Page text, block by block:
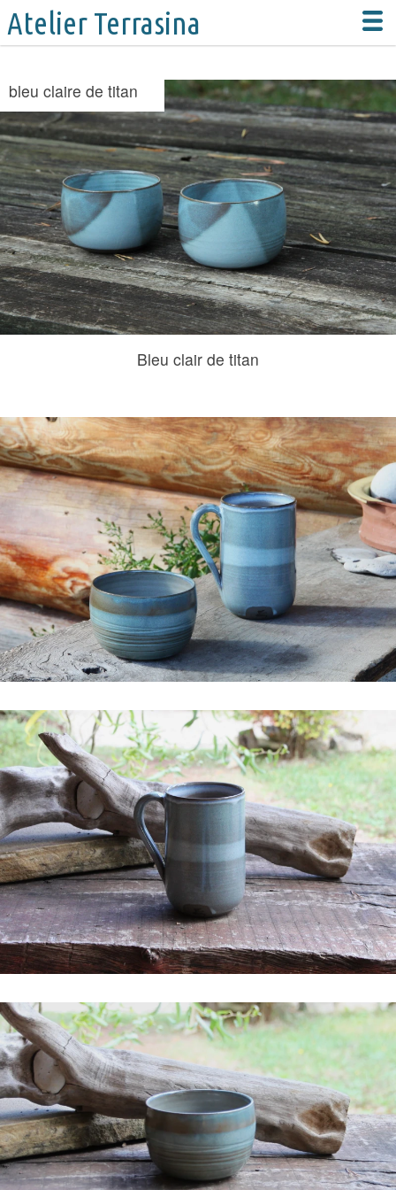
Atelier Terrasina
Présentation
Grés
Email aux cendre d'hêtre
Bleu de mer
bleu claire de titan
Rouge de fer
Porcelaine
Décoration
L'Histoire
Les Expos & Marchés
Contact
français| deutsch
bleu claire de titan
Bleu clair de titan